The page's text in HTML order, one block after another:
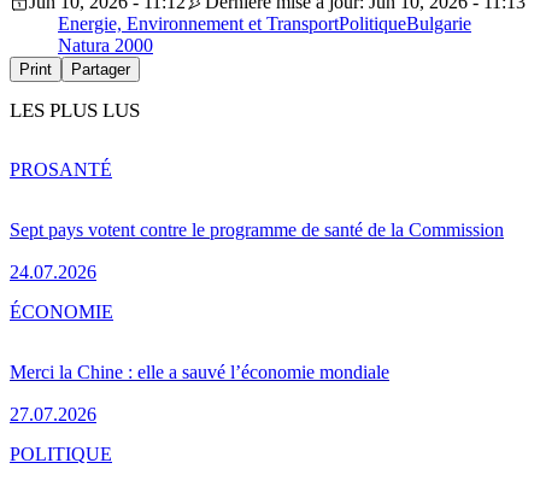
Energie, Environnement et TransportPolitiqueBulgarie
Natura 2000
Print Partager
LES PLUS LUS
Sept pays votent contre le programme de santé de la Commission
24.07.2026
PROSANTÉ
Merci la Chine : elle a sauvé l’économie mondiale
27.07.2026
ÉCONOMIE
POLITIQUE